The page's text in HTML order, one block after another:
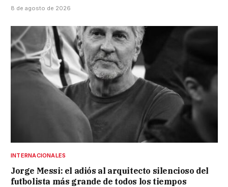
8 de agosto de 2026
INTERNACIONALES
Jorge Messi: el adiós al arquitecto silencioso del
futbolista más grande de todos los tiempos